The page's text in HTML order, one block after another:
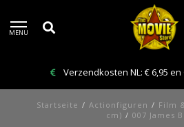
MENU
Verzendkosten NL: € 6,95 en
Startseite / Actionfiguren / Film
cm) / 007 James